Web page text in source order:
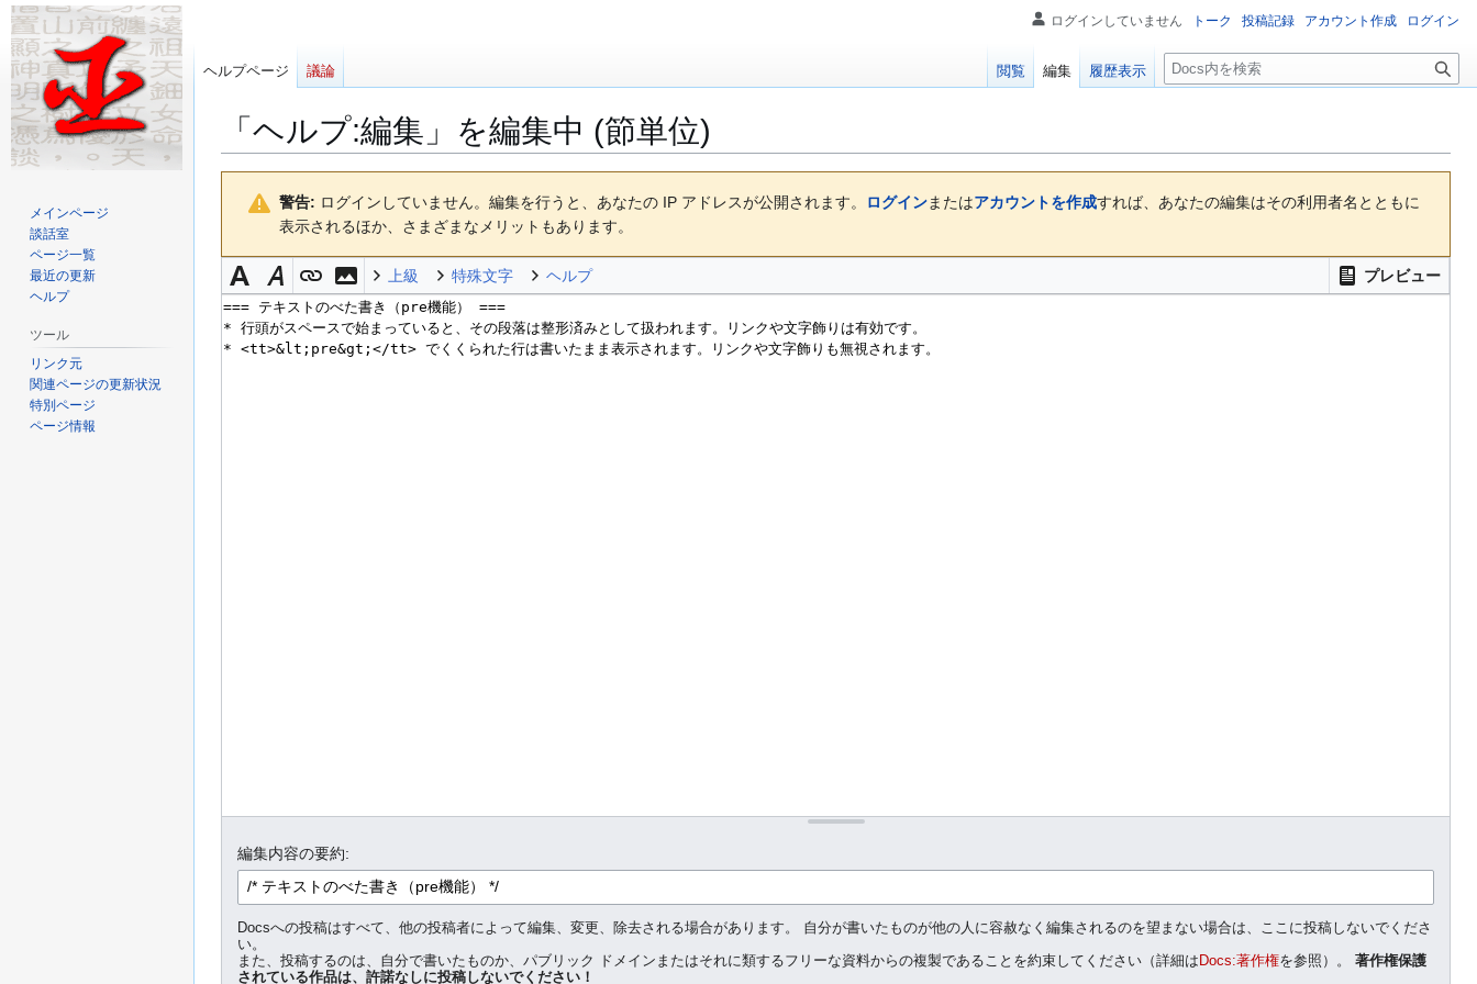
「 ヘルプ:編集 」を編集中 (節単位)
ー
シ
ョ
ン
に
移
動
警告: ログインしていません。編集を行うと、あなたの IP アドレスが公開されます。 ログインまたはアカウントを作成すれば、あなたの編集はその利用者名とともに
表示されるほか、さまざまなメリットもあります。
プレビュー
上級 特殊文字 ヘルプ
編集内容の要約:
Docsへの投稿はすべて、他の投稿者によって編集、変更、除去される場合があります。 自分が書いたものが他の人に容赦なく編集されるのを望まない場合は、ここに投稿しないでくださ
い。
また、投稿するのは、自分で書いたものか、パブリック ドメインまたはそれに類するフリーな資料からの複製であることを約束してください（詳細は Docs:著作権を参照）。 著作権保護
されている作品は、許諾なしに投稿しないでください！
ログインしていません トーク 投稿記録 アカウント作成 ログイン
ヘルプページ 議論 閲覧 編集 履歴表示
検
索
メインページ
談話室
ページ一覧
最近の更新
ヘルプ
ツール
リンク元
関連ページの更新状況
特別ページ
ページ情報